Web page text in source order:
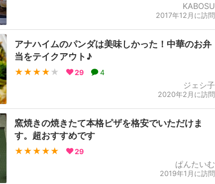
KABOSU
2017年12月に訪問
アナハイムのパンダは美味しかった！中華のお弁
当をテイクアウト♪
★★★★ ★ 29 4
ジェシ子
2020年2月に訪問
窯焼きの焼きたて本格ピザを格安でいただけま
す。超おすすめです
★★★★★ 29
ぱんたいむ
2019年1月に訪問